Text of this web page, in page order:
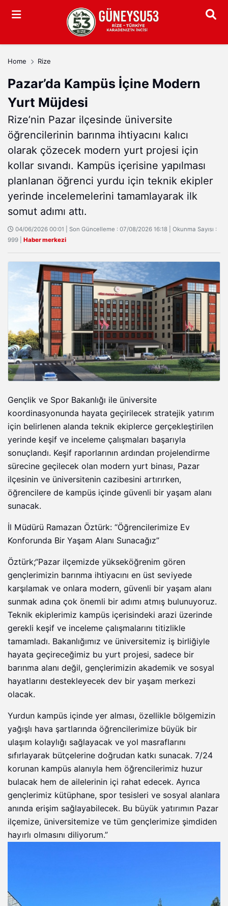
Arama
Home Rize
Pazar’da Kampüs İçine Modern
Yurt Müjdesi
Rize’nin Pazar ilçesinde üniversite
öğrencilerinin barınma ihtiyacını kalıcı
olarak çözecek modern yurt projesi için
kollar sıvandı. Kampüs içerisine yapılması
planlanan öğrenci yurdu için teknik ekipler
yerinde incelemelerini tamamlayarak ilk
somut adımı attı.
04/06/2026 00:01 | Son Güncelleme : 07/08/2026 16:18 | Okunma Sayısı :
999 | Haber merkezi
Gençlik ve Spor Bakanlığı ile üniversite
koordinasyonunda hayata geçirilecek stratejik yatırım
için belirlenen alanda teknik ekiplerce gerçekleştirilen
yerinde keşif ve inceleme çalışmaları başarıyla
sonuçlandı. Keşif raporlarının ardından projelendirme
sürecine geçilecek olan modern yurt binası, Pazar
ilçesinin ve üniversitenin cazibesini artırırken,
öğrencilere de kampüs içinde güvenli bir yaşam alanı
sunacak.
İl Müdürü Ramazan Öztürk: “Öğrencilerimize Ev
Konforunda Bir Yaşam Alanı Sunacağız”
Öztürk;“Pazar ilçemizde yükseköğrenim gören
gençlerimizin barınma ihtiyacını en üst seviyede
karşılamak ve onlara modern, güvenli bir yaşam alanı
sunmak adına çok önemli bir adımı atmış bulunuyoruz.
Teknik ekiplerimiz kampüs içerisindeki arazi üzerinde
gerekli keşif ve inceleme çalışmalarını titizlikle
tamamladı. Bakanlığımız ve üniversitemiz iş birliğiyle
hayata geçireceğimiz bu yurt projesi, sadece bir
barınma alanı değil, gençlerimizin akademik ve sosyal
hayatlarını destekleyecek dev bir yaşam merkezi
olacak.
Yurdun kampüs içinde yer alması, özellikle bölgemizin
yağışlı hava şartlarında öğrencilerimize büyük bir
ulaşım kolaylığı sağlayacak ve yol masraflarını
sıfırlayarak bütçelerine doğrudan katkı sunacak. 7/24
korunan kampüs alanıyla hem öğrencilerimiz huzur
bulacak hem de ailelerinin içi rahat edecek. Ayrıca
gençlerimiz kütüphane, spor tesisleri ve sosyal alanlara
anında erişim sağlayabilecek. Bu büyük yatırımın Pazar
ilçemize, üniversitemize ve tüm gençlerimize şimdiden
hayırlı olmasını diliyorum.”